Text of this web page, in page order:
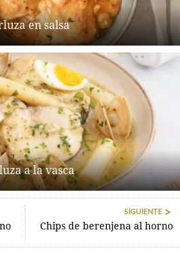
en salsa
a la vasca
SIGUIENTE
Chips de berenjena al horno